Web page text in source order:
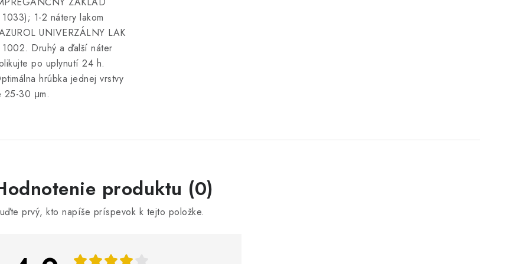
1033); 1-2 nátery lakom
UNIVERZÁLNY LAK
1002. Druhý a ďalší náter
po uplynutí 24 h.
hrúbka jednej vrstvy
25-30 μm.
produktu (0)
prvý, kto napíše príspevok k tejto položke.